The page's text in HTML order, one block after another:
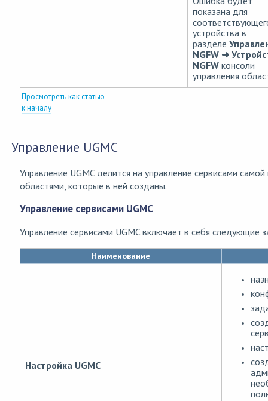
показана для
устройства в
разделе
NGFW ➜
NGFW консоли
управления
Просмотреть как статью
к началу
Управление UGMC
Управление UGMC делится на управление сервисами
областями, которые в ней созданы.
Управление сервисами UGMC
Управление сервисами UGMC включает в себя следующие
Наименование
Настройка UGMC